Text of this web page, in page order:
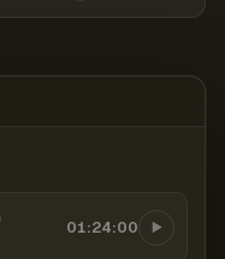
01:24:00